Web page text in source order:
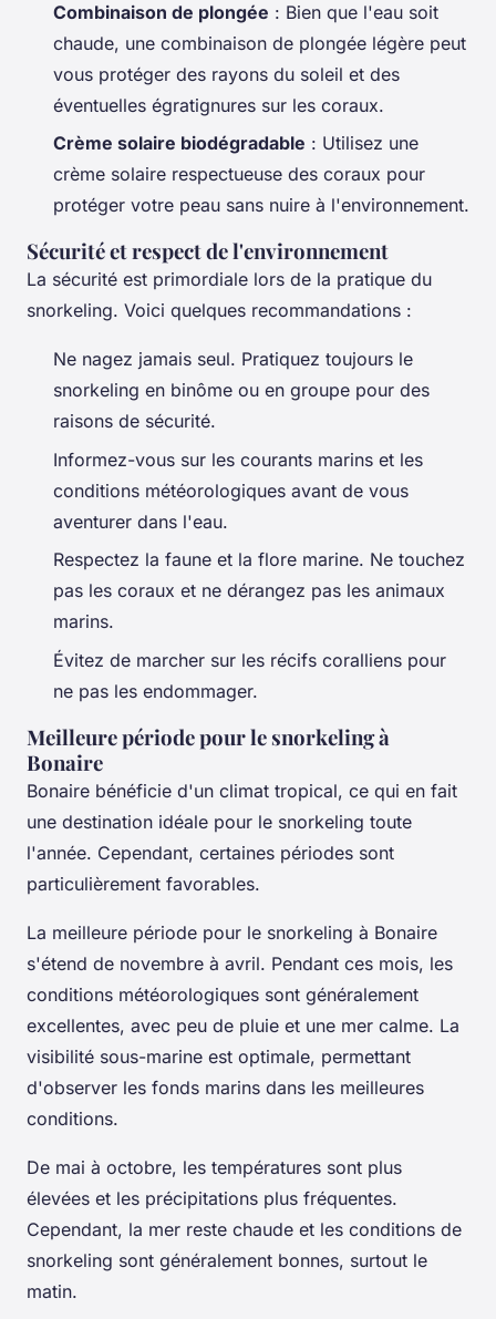
Combinaison de plongée : Bien que l'eau soit
chaude, une combinaison de plongée légère peut
vous protéger des rayons du soleil et des
éventuelles égratignures sur les coraux.
Crème solaire biodégradable : Utilisez une
crème solaire respectueuse des coraux pour
protéger votre peau sans nuire à l'environnement.
Sécurité et respect de l'environnement
La sécurité est primordiale lors de la pratique du
snorkeling. Voici quelques recommandations :
Ne nagez jamais seul. Pratiquez toujours le
snorkeling en binôme ou en groupe pour des
raisons de sécurité.
Informez-vous sur les courants marins et les
conditions météorologiques avant de vous
aventurer dans l'eau.
Respectez la faune et la flore marine. Ne touchez
pas les coraux et ne dérangez pas les animaux
marins.
Évitez de marcher sur les récifs coralliens pour
ne pas les endommager.
Meilleure période pour le snorkeling à
Bonaire
Bonaire bénéficie d'un climat tropical, ce qui en fait
une destination idéale pour le snorkeling toute
l'année. Cependant, certaines périodes sont
particulièrement favorables.
La meilleure période pour le snorkeling à Bonaire
s'étend de novembre à avril. Pendant ces mois, les
conditions météorologiques sont généralement
excellentes, avec peu de pluie et une mer calme. La
visibilité sous-marine est optimale, permettant
d'observer les fonds marins dans les meilleures
conditions.
De mai à octobre, les températures sont plus
élevées et les précipitations plus fréquentes.
Cependant, la mer reste chaude et les conditions de
snorkeling sont généralement bonnes, surtout le
matin.